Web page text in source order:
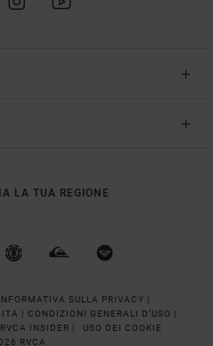
LA TUA REGIONE
SULLA PRIVACY |
| CONDIZIONI GENERALI D’USO |
INSIDER |
USO DEI COOKIE
RVCA